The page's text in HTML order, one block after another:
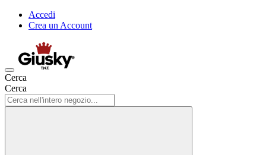
Accedi
Crea un Account
Cerca
Cerca